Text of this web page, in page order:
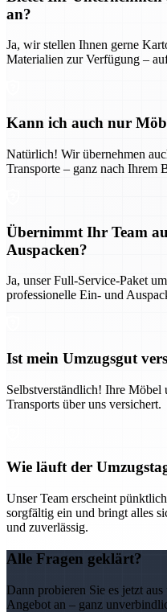
an?
Ja, wir stellen Ihnen gerne
Materialien zur Verfügung –
Kann ich auch nur
Natürlich! Wir übernehmen
Transporte – ganz nach Ihrem
Übernimmt Ihr Team
Auspacken?
Ja, unser Full-Service-Paket
professionelle Ein- und
Ist mein Umzugsgut
Selbstverständlich! Ihre Möbel
Transports über uns versichert.
Wie läuft der
Unser Team erscheint
sorgfältig ein und bringt alles
und zuverlässig.
Alle Fragen geklärt?
Dann probieren Sie es jetzt
Angebot an – ganz